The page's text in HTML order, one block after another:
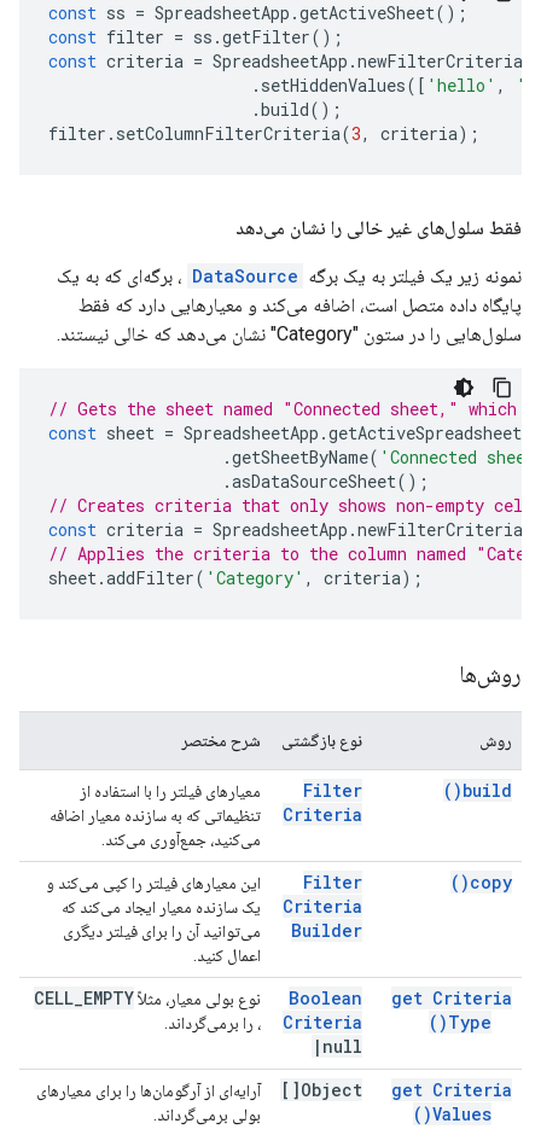
const ss = SpreadsheetApp .getActiveSheet();
const filter = ss .getFilter();
const criteria = SpreadsheetApp .newFilterCriteria
. setHiddenValues([ 'hello' ,
.build();
filter . setColumnFilterCriteria(3, criteria);
فقط سلول‌های غیر خالی را نشان می‌دهد
نمونه زیر یک فیلتر به یک برگه DataSource ، برگه‌ای که به یک
پایگاه داده متصل است، اضافه می‌کند و معیارهایی دارد که فقط
سلول‌هایی را در ستون "Category" نشان می‌دهد که خالی نیستند.
// Gets the sheet named "Connected sheet," which
const sheet = SpreadsheetApp .getActiveSpreadsheet
.getSheetByName( 'Connected
.asDataSourceSheet();
// Creates criteria that only shows non-empty
const criteria = SpreadsheetApp .newFilterCriteria
// Applies the criteria to the column named
sheet.addFilter( 'Category' , criteria);
روش‌ها
روش نوع بازگشتی شرح مختصر
build(
)
Filter
Criteria
معیارهای فیلتر را با استفاده از
تنظیماتی که به سازنده معیار اضافه
می‌کنید، جمع‌آوری می‌کند.
copy(
)
Filter
Criteria
Builder
این معیارهای فیلتر را کپی می‌کند و
یک سازنده معیار ایجاد می‌کند که
می‌توانید آن را برای فیلتر دیگری
اعمال کنید.
get Criteria
Type(
)
Boolean
Criteria
| null
نوع بولی معیار، مثلاً CELL EMPTY
، را برمی‌گرداند.
get Criteria
Values(
)
Object[]
آرایه‌ای از آرگومان‌ها را برای معیارهای
بولی برمی‌گرداند.